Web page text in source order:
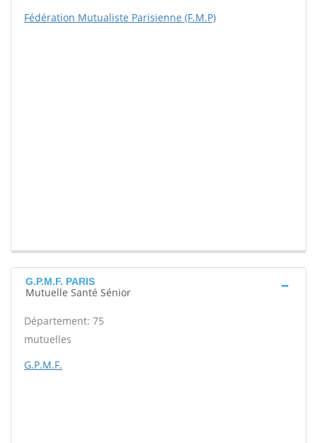
Fédération Mutualiste Parisienne (F.M.P)
G.P.M.F. PARIS
Mutuelle Santé Sénior
Département: 75
mutuelles
G.P.M.F.